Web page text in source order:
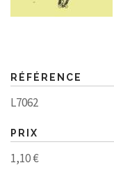
RÉFÉRENCE
L7062
PRIX
1,10 €